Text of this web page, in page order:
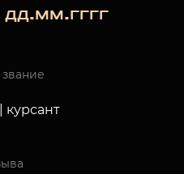
дд.мм.гггг
курсант